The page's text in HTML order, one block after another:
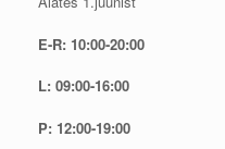
E-R: 10:00-20:00
L: 09:00-16:00
P: 12:00-19:00